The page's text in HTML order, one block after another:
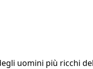
uomini più ricchi